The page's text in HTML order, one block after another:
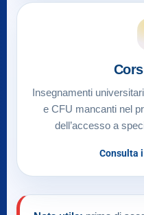
Insegnamenti
e CFU mancanti nel
dell’accesso a
Consulta